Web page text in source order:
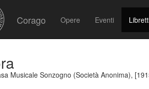
Corago Opere Eventi
Musicale Sonzogno (Società Anonima),